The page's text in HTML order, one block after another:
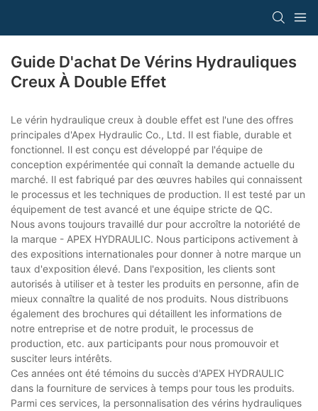
Guide D'achat De Vérins Hydrauliques
Creux À Double Effet
Le vérin hydraulique creux à double effet est l'une des offres
principales d'Apex Hydraulic Co., Ltd. Il est fiable, durable et
fonctionnel. Il est conçu est développé par l'équipe de
conception expérimentée qui connaît la demande actuelle du
marché. Il est fabriqué par des œuvres habiles qui connaissent
le processus et les techniques de production. Il est testé par un
équipement de test avancé et une équipe stricte de QC.
Nous avons toujours travaillé dur pour accroître la notoriété de
la marque - APEX HYDRAULIC. Nous participons activement à
des expositions internationales pour donner à notre marque un
taux d'exposition élevé. Dans l'exposition, les clients sont
autorisés à utiliser et à tester les produits en personne, afin de
mieux connaître la qualité de nos produits. Nous distribuons
également des brochures qui détaillent les informations de
notre entreprise et de notre produit, le processus de
production, etc. aux participants pour nous promouvoir et
susciter leurs intérêts.
Ces années ont été témoins du succès d'APEX HYDRAULIC
dans la fourniture de services à temps pour tous les produits.
Parmi ces services, la personnalisation des vérins hydrauliques